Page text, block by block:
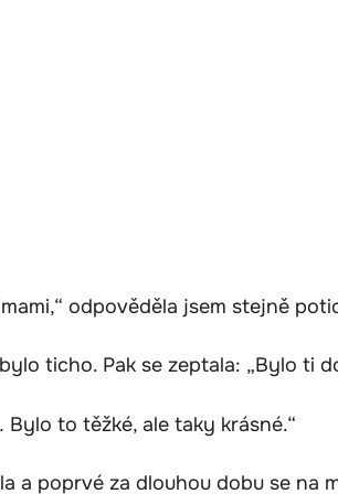
odpověděla jsem stejně
ticho. Pak se zeptala: „Bylo ti
Bylo to těžké, ale taky krásné.“
a poprvé za dlouhou dobu se na